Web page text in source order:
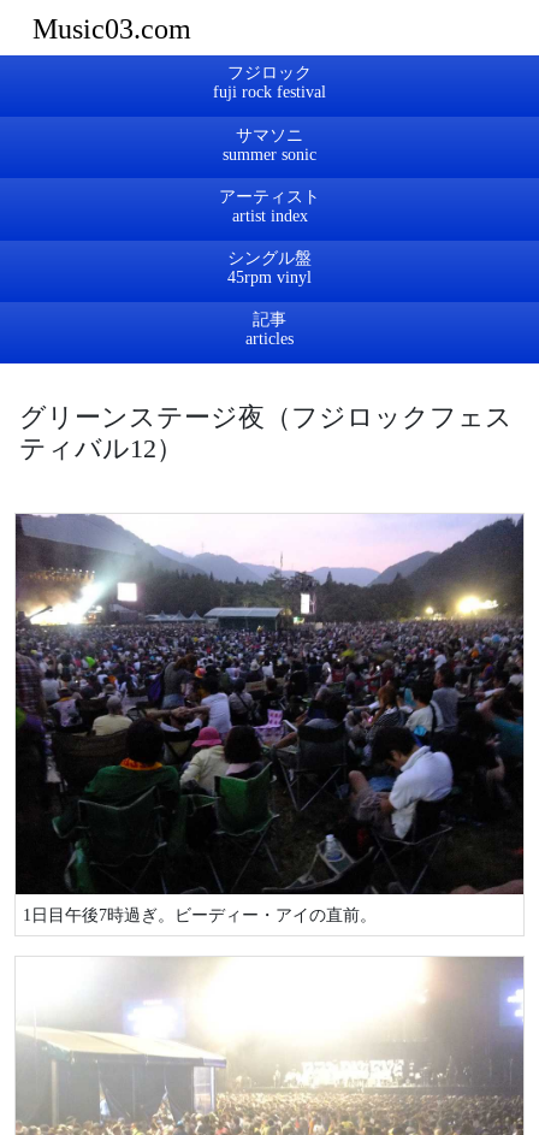
Music03.com
フジロック
サマソニ
アーティスト
シングル盤
記事
グリーンステージ夜（フジロックフェス
ティバル12）
1日目午後7時過ぎ。ビーディー・アイの直前。